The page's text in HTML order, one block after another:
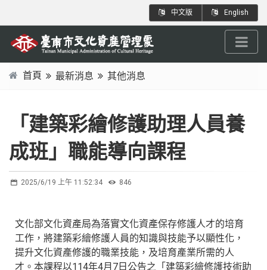
到
主
內
中文版 English
首頁 最新消息
其他消息
「建築彩繪修護助理人員養
成班」職能導向課程
2025/6/19 上午 11:52:34 846
文化部文化資產局為落實文化資產保存修護人才的培育
工作，將建築彩繪修護人員的知識與技能予以顯性化，
提升文化資產修護的職業技能，及培育產業所需的人
才。本課程以114年4月7日公告之「建築彩繪修護技術助